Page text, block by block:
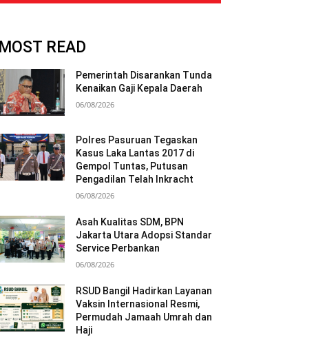
MOST READ
Pemerintah Disarankan Tunda
Kenaikan Gaji Kepala Daerah
06/08/2026
Polres Pasuruan Tegaskan
Kasus Laka Lantas 2017 di
Gempol Tuntas, Putusan
Pengadilan Telah Inkracht
06/08/2026
Asah Kualitas SDM, BPN
Jakarta Utara Adopsi Standar
Service Perbankan
06/08/2026
RSUD Bangil Hadirkan Layanan
Vaksin Internasional Resmi,
Permudah Jamaah Umrah dan
Haji